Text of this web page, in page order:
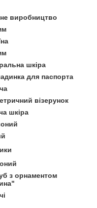
виробництво
шкіра
для паспорта
візерунок
шкіра
з орнаментом